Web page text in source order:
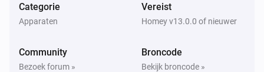
Categorie
Apparaten
Vereist
Homey v13.0.0 of nieuwer
Community
Bezoek forum »
Broncode
Bekijk broncode »